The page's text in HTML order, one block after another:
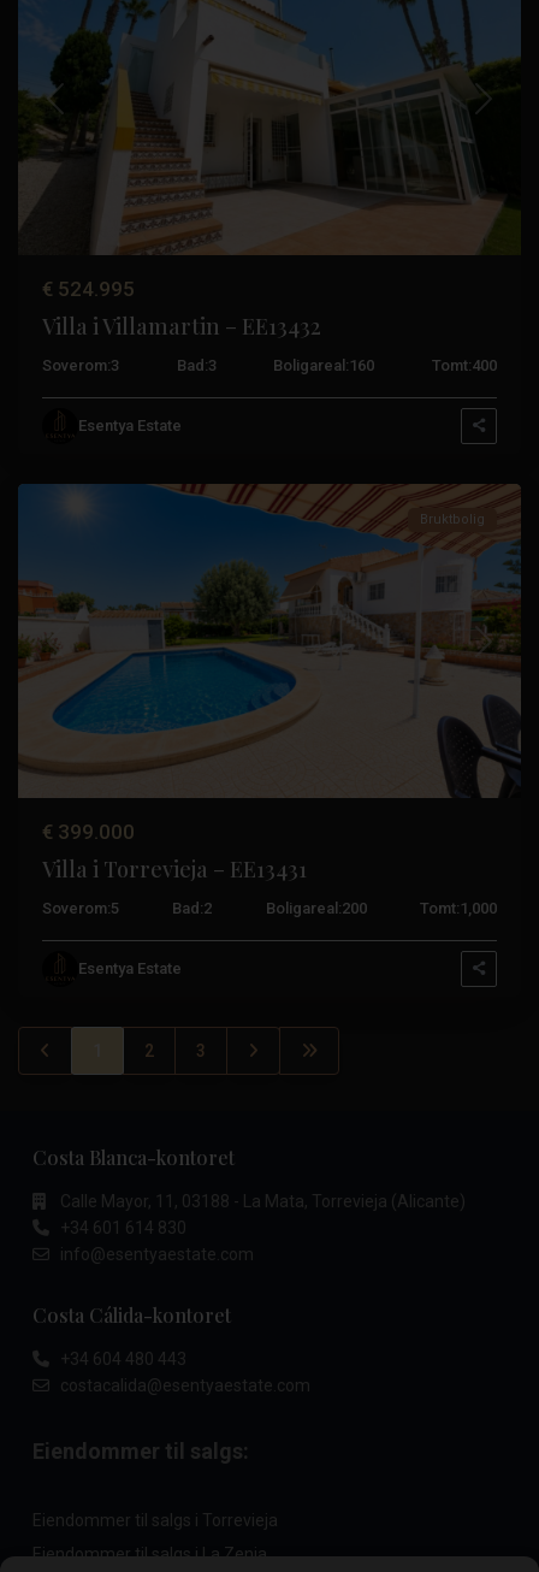
Tidligere Neste
€ 524.995
Villa i Villamartin – EE13432
Soverom:3 Bad:3 Boligareal: 160 Tomt:400
Esentya Estate
Tidligere Neste
Bruktbolig
€ 399.000
Villa i Torrevieja – EE13431
Soverom:5 Bad:2 Boligareal:200 Tomt: 1,000
Esentya Estate
2 3
Costa Blanca-kontoret
Calle Mayor, 11, 03188 - La Mata, Torrevieja (Alicante)
+34 601 614 830
info@esentyaestate.com
Costa Cálida-kontoret
+34 604 480 443
costacalida@esentyaestate.com
Eiendommer til salgs:
Eiendommer til salgs i Torrevieja
Eiendommer til salgs i La Zenia